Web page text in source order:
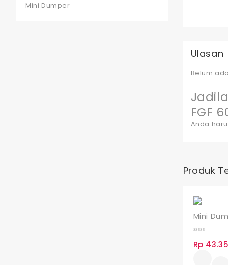
Ulasan
Belum
FGF
Anda
Produk
Mini
out
of
Rp
Mini Dumper